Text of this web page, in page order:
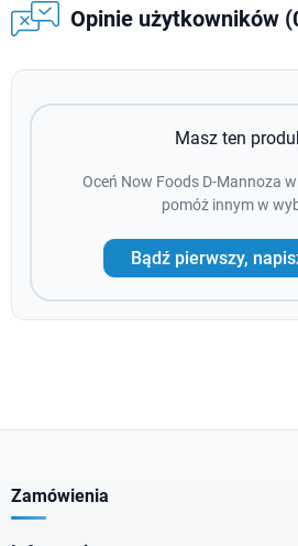
Opinie użytkowników
Masz ten
Oceń Now Foods D-Mannoza
pomóż innym w
Bądź pierwszy,
Zamówienia